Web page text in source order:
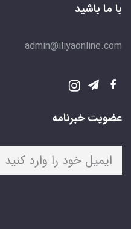
با ما باشید
admin@iliyaonline.com
عضویت خبرنامه